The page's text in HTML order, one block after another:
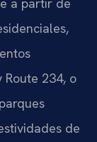
234, o
de